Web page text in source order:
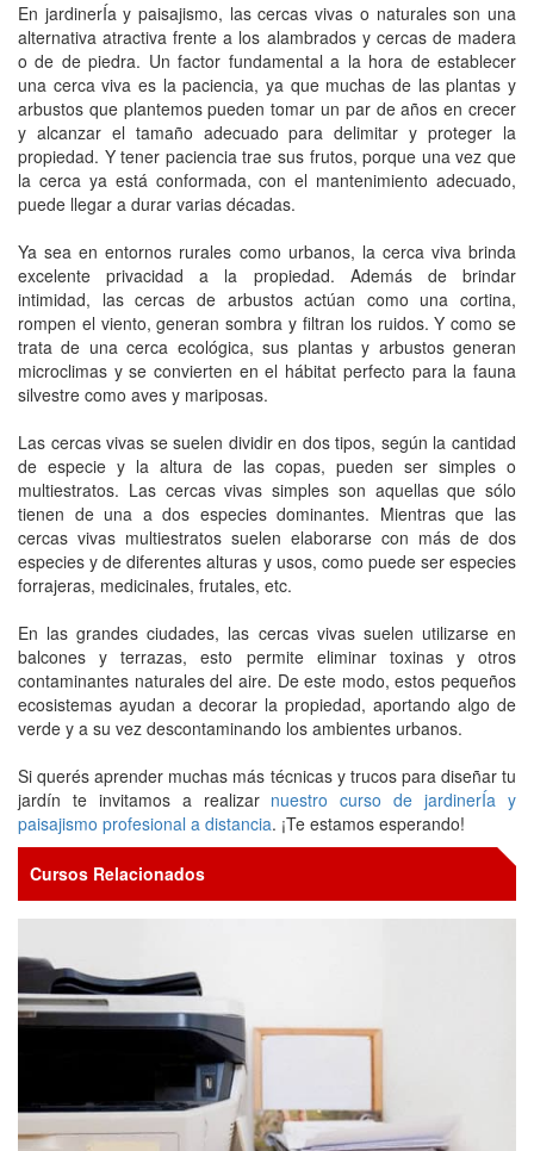
En jardinerÍa y paisajismo, las cercas vivas o naturales son una
alternativa atractiva frente a los alambrados y cercas de madera
o de de piedra. Un factor fundamental a la hora de establecer
una cerca viva es la paciencia, ya que muchas de las plantas y
arbustos que plantemos pueden tomar un par de años en crecer
y alcanzar el tamaño adecuado para delimitar y proteger la
propiedad. Y tener paciencia trae sus frutos, porque una vez que
la cerca ya está conformada, con el mantenimiento adecuado,
puede llegar a durar varias décadas.
Ya sea en entornos rurales como urbanos, la cerca viva brinda
excelente privacidad a la propiedad. Además de brindar
intimidad, las cercas de arbustos actúan como una cortina,
rompen el viento, generan sombra y filtran los ruidos. Y como se
trata de una cerca ecológica, sus plantas y arbustos generan
microclimas y se convierten en el hábitat perfecto para la fauna
silvestre como aves y mariposas.
Las cercas vivas se suelen dividir en dos tipos, según la cantidad
de especie y la altura de las copas, pueden ser simples o
multiestratos. Las cercas vivas simples son aquellas que sólo
tienen de una a dos especies dominantes. Mientras que las
cercas vivas multiestratos suelen elaborarse con más de dos
especies y de diferentes alturas y usos, como puede ser especies
forrajeras, medicinales, frutales, etc.
En las grandes ciudades, las cercas vivas suelen utilizarse en
balcones y terrazas, esto permite eliminar toxinas y otros
contaminantes naturales del aire. De este modo, estos pequeños
ecosistemas ayudan a decorar la propiedad, aportando algo de
verde y a su vez descontaminando los ambientes urbanos.
Si querés aprender muchas más técnicas y trucos para diseñar tu
jardín te invitamos a realizar nuestro curso de jardinerÍa y
paisajismo profesional a distancia. ¡Te estamos esperando!
Cursos Relacionados